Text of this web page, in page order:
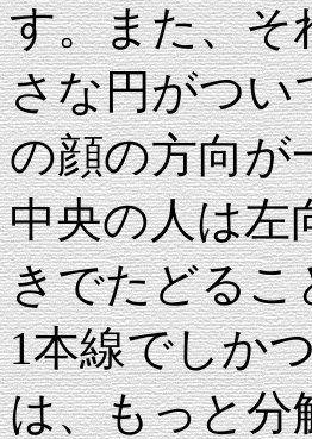
す。また、そ
さな円がつい
の顔の方向が
中央の人は左
きでたどるこ
1本線でしか
は、もっと分